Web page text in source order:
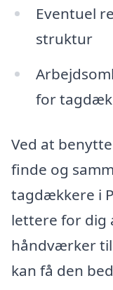
Eventuel
struktur
for
Ved at
finde og
tagdækkere i
lettere for dig
håndværker
kan få den